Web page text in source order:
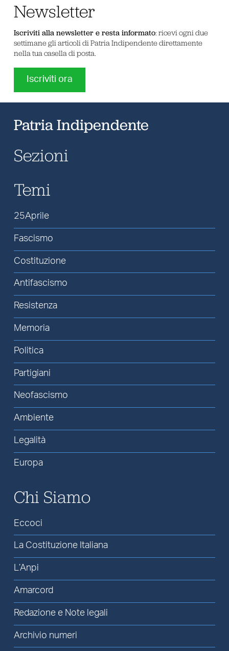
Newsletter
Iscriviti alla newsletter e resta informato: ricevi ogni due
settimane gli articoli di Patria Indipendente direttamente
nella tua casella di posta.
Iscriviti ora
Patria Indipendente
Sezioni
Temi
25Aprile
Fascismo
Costituzione
Antifascismo
Resistenza
Memoria
Politica
Partigiani
Neofascismo
Ambiente
Legalità
Europa
Chi Siamo
Eccoci
La Costituzione Italiana
L’Anpi
Amarcord
Redazione e Note legali
Archivio numeri